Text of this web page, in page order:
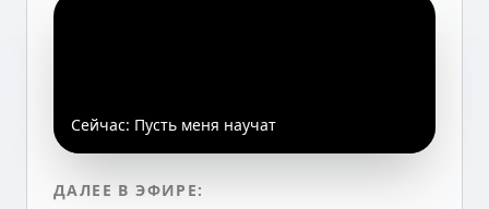
Сейчас: Пусть меня научат
ДАЛЕЕ В ЭФИРЕ: